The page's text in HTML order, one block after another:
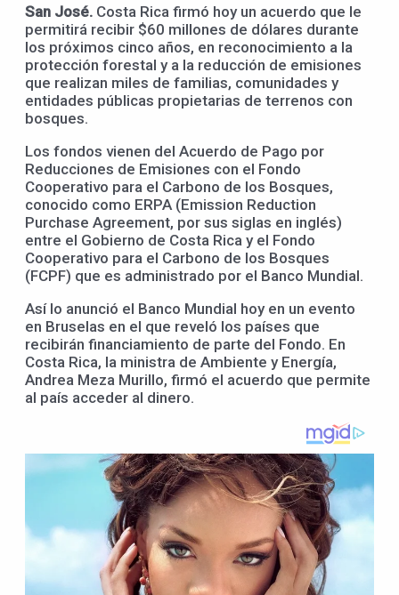
San José. Costa Rica firmó hoy un acuerdo que le
permitirá recibir $60 millones de dólares durante
los próximos cinco años, en reconocimiento a la
protección forestal y a la reducción de emisiones
que realizan miles de familias, comunidades y
entidades públicas propietarias de terrenos con
bosques.
Los fondos vienen del Acuerdo de Pago por
Reducciones de Emisiones con el Fondo
Cooperativo para el Carbono de los Bosques,
conocido como ERPA (Emission Reduction
Purchase Agreement, por sus siglas en inglés)
entre el Gobierno de Costa Rica y el Fondo
Cooperativo para el Carbono de los Bosques
(FCPF) que es administrado por el Banco Mundial.
Así lo anunció el Banco Mundial hoy en un evento
en Bruselas en el que reveló los países que
recibirán financiamiento de parte del Fondo. En
Costa Rica, la ministra de Ambiente y Energía,
Andrea Meza Murillo, firmó el acuerdo que permite
al país acceder al dinero.